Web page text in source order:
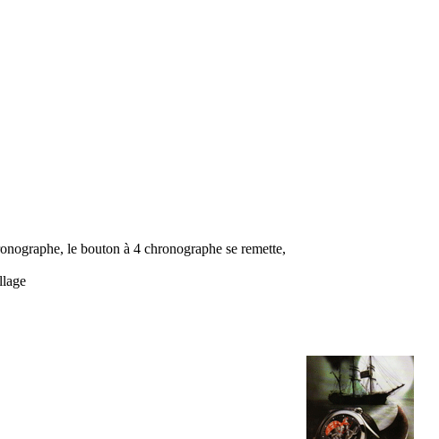
le bouton à 4 chronographe se remette,